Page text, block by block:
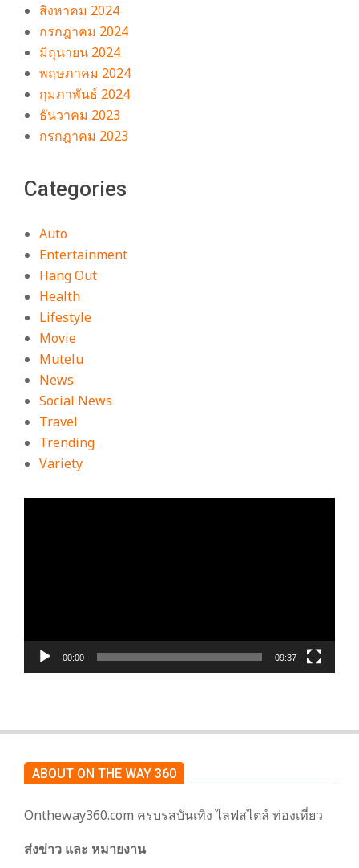
สิงหาคม 2024
กรกฎาคม 2024
มิถุนายน 2024
พฤษภาคม 2024
กุมภาพันธ์ 2024
ธันวาคม 2023
กรกฎาคม 2023
Categories
Auto
Entertainment
Hang Out
Health
Lifestyle
Movie
Mutelu
News
Social News
Travel
Trending
Variety
00:00 09:37
ABOUT ON THE WAY 360
Ontheway360.com ครบรสบันเทิง ไลฟสไตล์ ท่องเที่ยว
ส่งข่าว และ หมายงาน